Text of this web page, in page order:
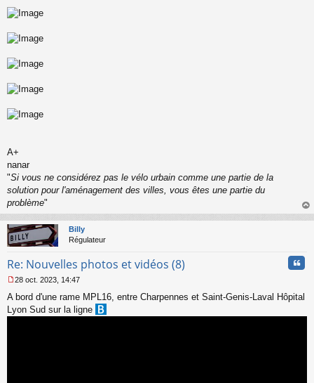
n
l
u
A+
nanar
"Si vous ne considérez pas le vélo urbain comme une partie de la
solution pour l'aménagement des villes, vous êtes une partie du
problème"
au
Billy
Régulateur
Re: Nouvelles photos et vidéos (8)
e
s
s
28 oct. 2023, 14:47
A bord d'une rame MPL16, entre Charpennes et Saint-Genis-Laval Hôpital
Lyon Sud sur la ligne